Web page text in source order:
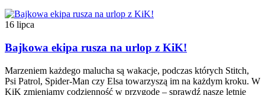
16 lipca
Bajkowa ekipa rusza na urlop z KiK!
Marzeniem każdego malucha są wakacje, podczas których Stitch,
Psi Patrol, Spider-Man czy Elsa towarzyszą im na każdym kroku. W
KiK zmieniamy codzienność w przygodę – sprawdź nasze letnie